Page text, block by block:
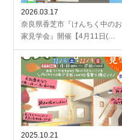
2026.03.17
奈良県香芝市『けんちく中のお
家見学会』開催【4月11日(…
2025.10.21